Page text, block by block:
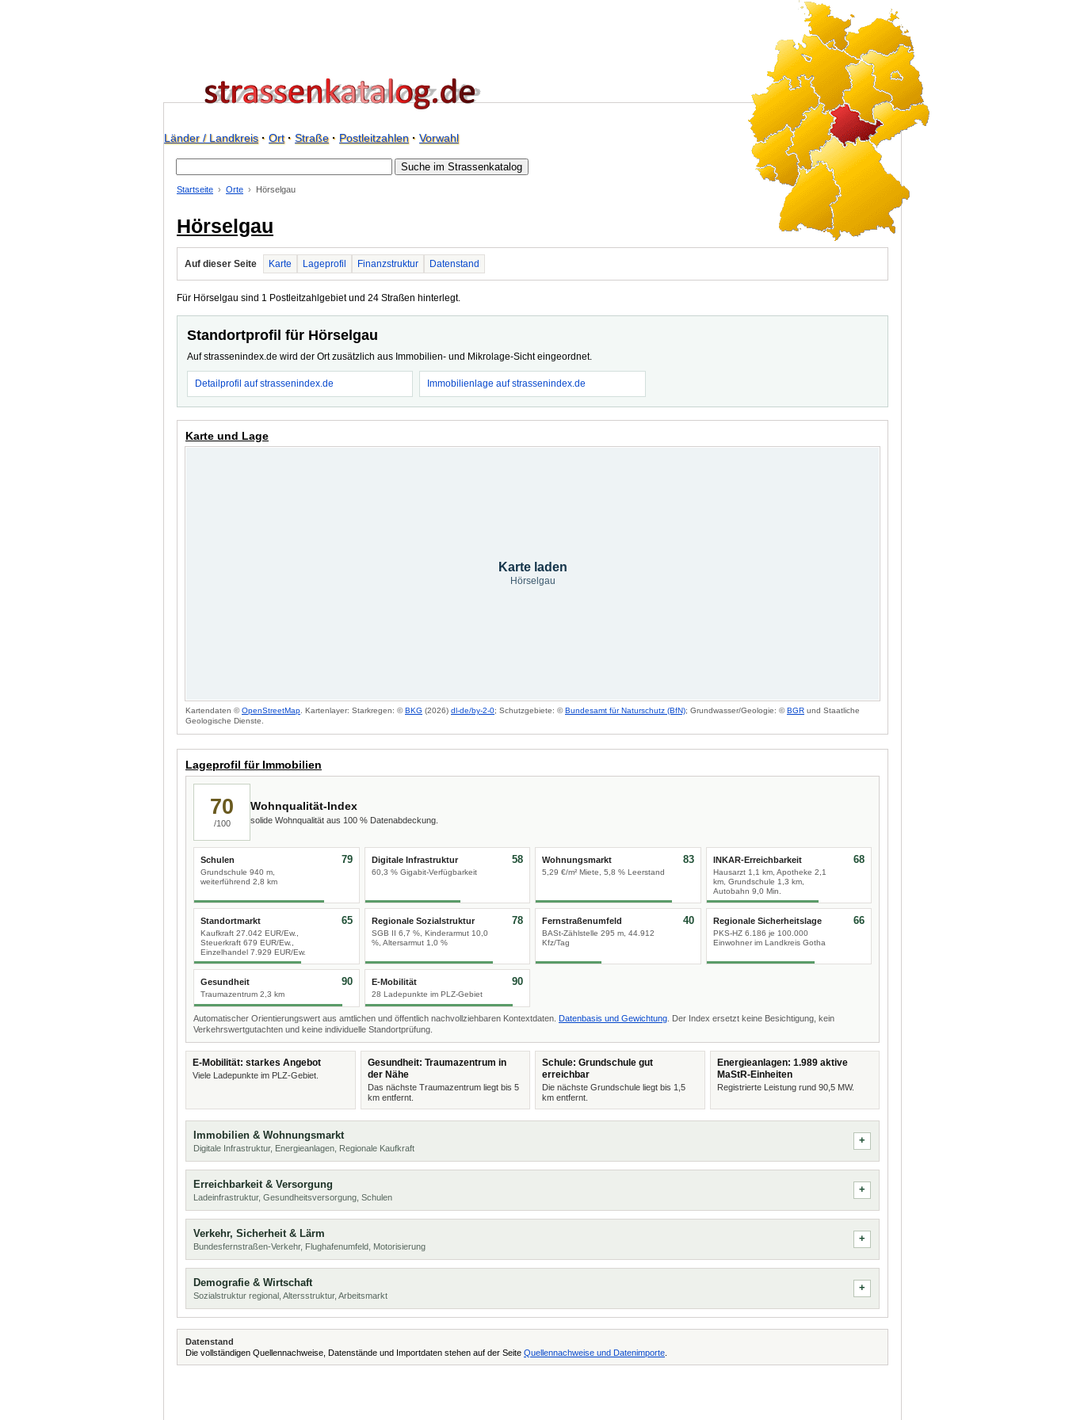
Länder / Landkreis· Ort· Straße· Postleitzahlen· Vorwahl
Startseite Orte Hörselgau
Hörselgau
Auf dieser Seite Karte Lageprofil Finanzstruktur Datenstand
Für Hörselgau sind 1 Postleitzahlgebiet und 24 Straßen hinterlegt.
Standortprofil für Hörselgau
Auf strassenindex.de wird der Ort zusätzlich aus Immobilien- und Mikrolage-Sicht eingeordnet.
Detailprofil auf strassenindex.de Immobilienlage auf strassenindex.de
Karte und Lage
Karte laden
Hörselgau
Kartendaten ©OpenStreetMap . Kartenlayer: Starkregen: ©BKG (2026) dl-de/by-2-0; Schutzgebiete: ©Bundesamt für Naturschutz (BfN); Grundwasser/Geologie: ©BGR und Staatliche
Geologische Dienste.
Lageprofil für Immobilien
70
/100
Wohnqualität-Index
solide Wohnqualität aus 100 % Datenabdeckung.
Schulen
Grundschule 940 m,
weiterführend 2,8 km
79 Digitale Infrastruktur
60,3 % Gigabit-Verfügbarkeit
58 Wohnungsmarkt
5,29 €/m² Miete, 5,8 % Leerstand
83 INKAR-Erreichbarkeit
Hausarzt 1,1 km, Apotheke 2,1
km, Grundschule 1,3 km,
Autobahn 9,0 Min.
68
Standortmarkt
Kaufkraft 27.042 EUR/Ew.,
Steuerkraft 679 EUR/Ew.,
Einzelhandel 7.929 EUR/Ew.
65 Regionale Sozialstruktur
SGB II 6,7 %, Kinderarmut 10,0
%, Altersarmut 1,0 %
78 Fernstraßenumfeld
BASt-Zählstelle 295 m, 44.912
Kfz/Tag
40 Regionale Sicherheitslage
PKS-HZ 6.186 je 100.000
Einwohner im Landkreis Gotha
66
Gesundheit
Traumazentrum 2,3 km
90 E-Mobilität
28 Ladepunkte im PLZ-Gebiet
90
Automatischer Orientierungswert aus amtlichen und öffentlich nachvollziehbaren Kontextdaten. Datenbasis und Gewichtung . Der Index ersetzt keine Besichtigung, kein
Verkehrswertgutachten und keine individuelle Standortprüfung.
E-Mobilität: starkes Angebot
Viele Ladepunkte im PLZ-Gebiet.
Gesundheit: Traumazentrum in
der Nähe
Das nächste Traumazentrum liegt bis 5
km entfernt.
Schule: Grundschule gut
erreichbar
Die nächste Grundschule liegt bis 1,5
km entfernt.
Energieanlagen: 1.989 aktive
MaStR-Einheiten
Registrierte Leistung rund 90,5 MW.
Immobilien & Wohnungsmarkt
Digitale Infrastruktur, Energieanlagen, Regionale Kaufkraft
Erreichbarkeit & Versorgung
Ladeinfrastruktur, Gesundheitsversorgung, Schulen
Verkehr, Sicherheit & Lärm
Bundesfernstraßen-Verkehr, Flughafenumfeld, Motorisierung
Demografie & Wirtschaft
Sozialstruktur regional, Altersstruktur, Arbeitsmarkt
Datenstand
Die vollständigen Quellennachweise, Datenstände und Importdaten stehen auf der Seite Quellennachweise und Datenimporte